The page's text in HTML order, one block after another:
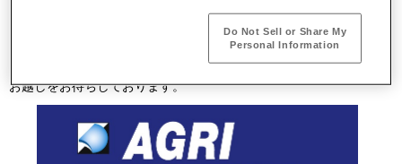
ズ、低速から高速まで優れた性能を有する斜板形アキシャルピスト
ンモーターの「M7V」シリーズ、ロードセンシング弁「KLSV」シリ
ご来場の際には、ぜひ当社展示ブースにお立ち寄り下さい。皆様の
お越しをお待ちしております。
Do Not Sell or Share My
Personal Information